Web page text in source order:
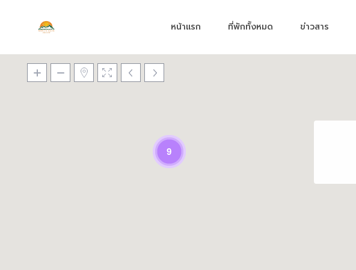
หน้าแรก ที่พักทั้งหมด ข่าวสาร
9